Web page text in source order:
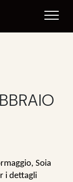
, Soia
i dettagli